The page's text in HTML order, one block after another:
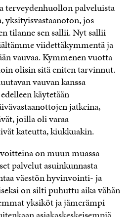
terveydenhuollon palveluista
yksityisvastaanoton, jos
tilanne sen sallii. Nyt sallii
viidettäkymmentä ja
vauvaa. Kymmenen vuotta
olisin sitä eniten tarvinnut.
vauvan kanssa
käytetään
jatkeina,
joilla oli varaa
kateutta, kiukkuakin.
on muun muassa
palvelut asuinkunnasta
väestön hyvinvointi- ja
on silti puhuttu aika vähän
yksiköt ja jämerämpi